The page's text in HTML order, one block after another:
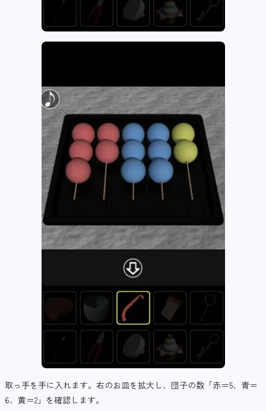
取っ手を手に入れます。右のお皿を拡大し、団子の数「赤＝5、青＝
6、黄＝2」を確認します。